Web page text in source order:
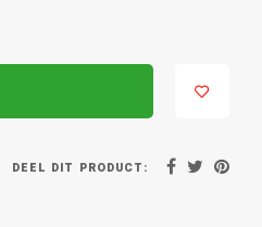
DEEL DIT PRODUCT: